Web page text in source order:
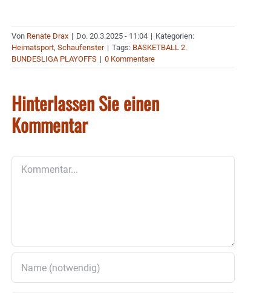
Von Renate Drax | Do. 20.3.2025 - 11:04 | Kategorien:
Heimatsport, Schaufenster | Tags: BASKETBALL 2.
BUNDESLIGA PLAYOFFS | 0 Kommentare
Hinterlassen Sie einen
Kommentar